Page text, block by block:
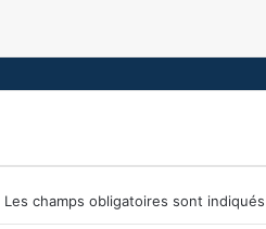
Les champs obligatoires sont